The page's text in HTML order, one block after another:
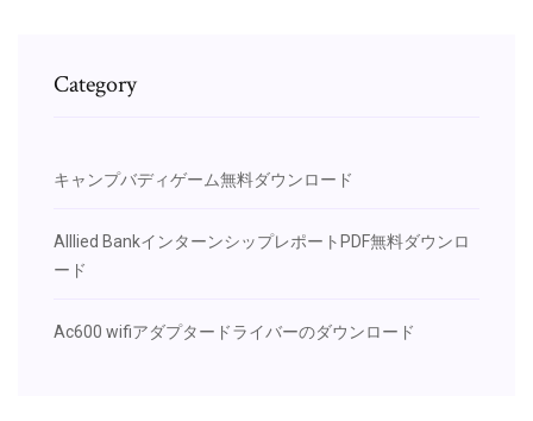
Category
キャンプバディゲーム無料ダウンロード
Alllied BankインターンシップレポートPDF無料ダウンロ
ード
Ac600 wifiアダプタードライバーのダウンロード